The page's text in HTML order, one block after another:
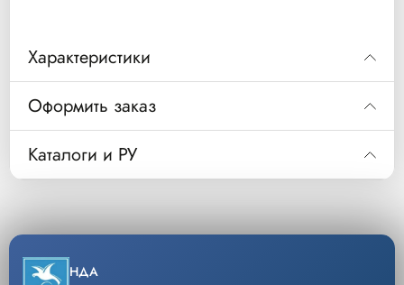
Характеристики
Оформить заказ
Каталоги и РУ
Код
M001361480 2
M001361510 3
M001361520
Код M001361480
Спираль эмболизационная отделяемая Interlock
Уп/шт. 1
Кол-во
Скачать каталог
НДА